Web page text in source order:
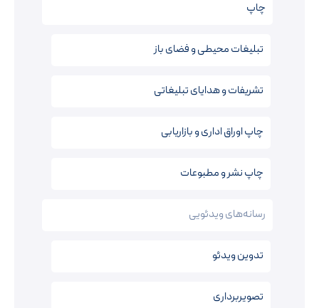
چاپ
تبلیغات محیطی و فضای باز
تشریفات و هدایای تبلیغاتی
چاپ اوراق اداری و بازاریابی
چاپ نشر و مطبوعات
رسانه‌های ویدئویی
تدوین ویدئو
تصویربرداری